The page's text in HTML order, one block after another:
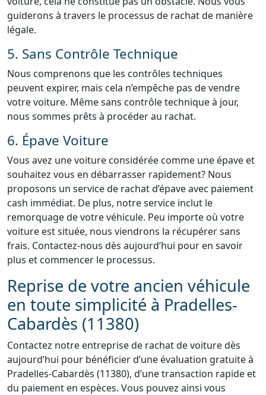
guiderons à travers le processus de rachat de manière
légale.
5. Sans Contrôle Technique
Nous comprenons que les contrôles techniques
peuvent expirer, mais cela n’empêche pas de vendre
votre voiture. Même sans contrôle technique à jour,
nous sommes prêts à procéder au rachat.
6. Épave Voiture
Vous avez une voiture considérée comme une épave et
souhaitez vous en débarrasser rapidement? Nous
proposons un service de rachat d’épave avec paiement
cash immédiat. De plus, notre service inclut le
remorquage de votre véhicule. Peu importe où votre
voiture est située, nous viendrons la récupérer sans
frais. Contactez-nous dès aujourd’hui pour en savoir
plus et commencer le processus.
Reprise de votre ancien véhicule
en toute simplicité à Pradelles-
Cabardès (11380)
Contactez notre entreprise de rachat de voiture dès
aujourd’hui pour bénéficier d’une évaluation gratuite à
Pradelles-Cabardès (11380), d’une transaction rapide et
du paiement en espèces. Vous pouvez ainsi vous